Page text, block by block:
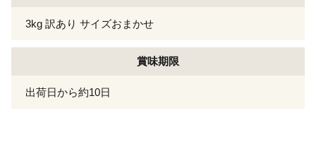
3kg 訳あり サイズおまかせ
賞味期限
出荷日から約10日